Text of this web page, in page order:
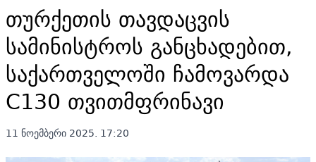
თურქეთის თავდაცვის
სამინისტროს განცხადებით,
საქართველოში ჩამოვარდა
C130 თვითმფრინავი
11 ნოემბერი 2025. 17:20